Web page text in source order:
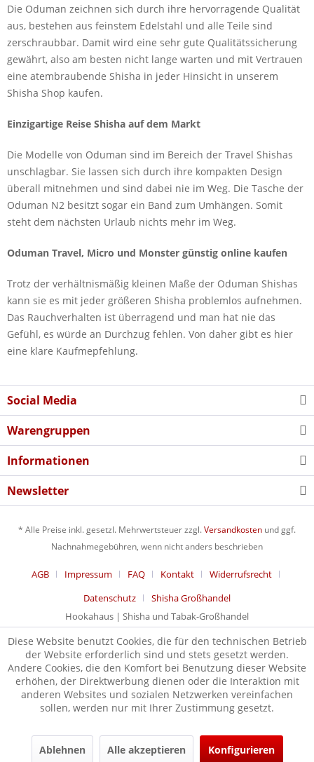
Die Oduman zeichnen sich durch ihre hervorragende Qualität
aus, bestehen aus feinstem Edelstahl und alle Teile sind
zerschraubbar. Damit wird eine sehr gute Qualitätssicherung
gewährt, also am besten nicht lange warten und mit Vertrauen
eine atembraubende Shisha in jeder Hinsicht in unserem
Shisha Shop kaufen.
Einzigartige Reise Shisha auf dem Markt
Die Modelle von Oduman sind im Bereich der Travel Shishas
unschlagbar. Sie lassen sich durch ihre kompakten Design
überall mitnehmen und sind dabei nie im Weg. Die Tasche der
Oduman N2 besitzt sogar ein Band zum Umhängen. Somit
steht dem nächsten Urlaub nichts mehr im Weg.
Oduman Travel, Micro und Monster günstig online kaufen
Trotz der verhältnismäßig kleinen Maße der Oduman Shishas
kann sie es mit jeder größeren Shisha problemlos aufnehmen.
Das Rauchverhalten ist überragend und man hat nie das
Gefühl, es würde an Durchzug fehlen. Von daher gibt es hier
eine klare Kaufmepfehlung.
Social Media
Warengruppen
Informationen
Newsletter
* Alle Preise inkl. gesetzl. Mehrwertsteuer zzgl.Versandkosten und ggf.
Nachnahmegebühren, wenn nicht anders beschrieben
AGB Impressum FAQ Kontakt
Widerrufsrecht
Datenschutz
Shisha Großhandel
Hookahaus | Shisha und Tabak-Großhandel
Diese Website benutzt Cookies, die für den technischen Betrieb
der Website erforderlich sind und stets gesetzt werden.
Andere Cookies, die den Komfort bei Benutzung dieser Website
erhöhen, der Direktwerbung dienen oder die Interaktion mit
anderen Websites und sozialen Netzwerken vereinfachen
sollen, werden nur mit Ihrer Zustimmung gesetzt.
Ablehnen Alle akzeptieren Konfigurieren